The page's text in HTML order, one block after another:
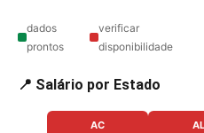
dados
prontos
verificar
disponibilidade
📍 Salário por Estado
AC AL